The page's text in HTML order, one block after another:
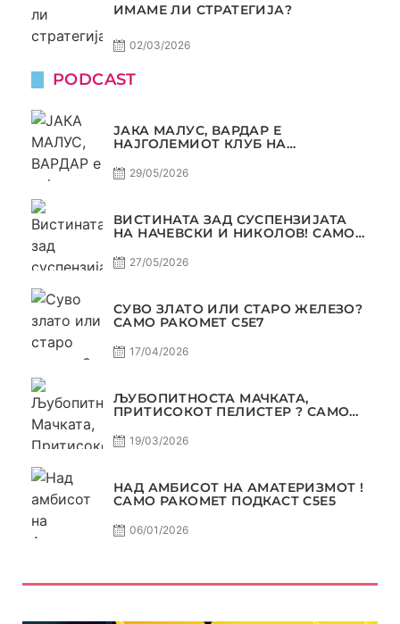
ИМАМЕ ЛИ СТРАТЕГИЈА?
02/03/2026
PODCAST
ЈАКА МАЛУС, ВАРДАР Е
НАЈГОЛЕМИОТ КЛУБ НА
29/05/2026
ВИСТИНАТА ЗАД СУСПЕНЗИЈАТА
НА НАЧЕВСКИ И НИКОЛОВ! САМО
27/05/2026
СУВО ЗЛАТО ИЛИ СТАРО ЖЕЛЕЗО?
САМО РАКОМЕТ С5Е7
17/04/2026
ЉУБОПИТНОСТА МАЧКАТА,
ПРИТИСОКОТ ПЕЛИСТЕР ? САМО
19/03/2026
НАД АМБИСОТ НА АМАТЕРИЗМОТ !
САМО РАКОМЕТ ПОДКАСТ С5E5
06/01/2026